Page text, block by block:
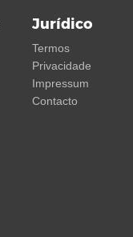
Jurídico
Termos
Privacidade
Impressum
Contacto